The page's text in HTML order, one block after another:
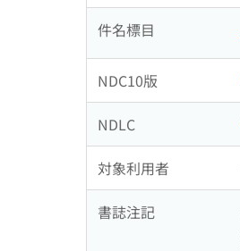
件名標目
NDC10版
NDLC
対象利用者
書誌注記